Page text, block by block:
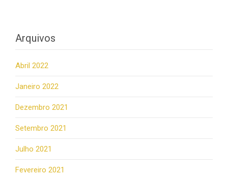
Arquivos
Abril 2022
Janeiro 2022
Dezembro 2021
Setembro 2021
Julho 2021
Fevereiro 2021